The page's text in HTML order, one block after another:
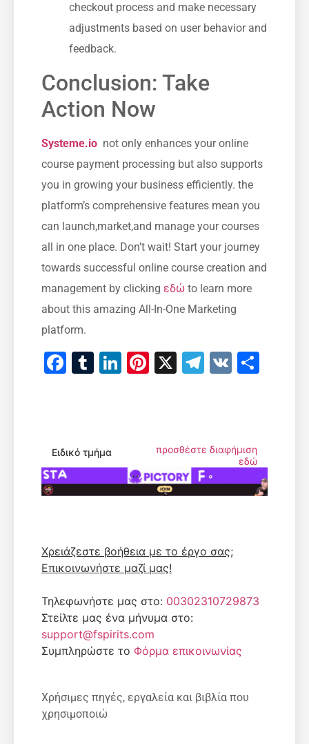
checkout process and make necessary
adjustments based on user behavior and
​feedback.
Conclusion: Take
Action Now
Systeme.io ⁤ not only enhances your online
course ​payment processing but also supports⁣
you in growing⁢ your business efficiently. the
‍platform’s comprehensive features mean you
can ​launch,market,and manage your⁤ courses
all in one place. Don’t⁤ wait! Start your journey
towards successful online course creation and
management ⁤by clicking εδώ to learn⁢ more
about this amazing All-In-One Marketing
platform.
Facebook
Tumblr
LinkedIn
Pinterest
X Telegram
VK
Ειδικό τμήμα
προσθέστε διαφήμιση
εδώ
Χρειάζεστε βοήθεια με το έργο σας;
Επικοινωνήστε μαζί μας!
Τηλεφωνήστε μας στο: 00302310729873
Στείλτε μας ένα μήνυμα στο:
support@fspirits.com
Συμπληρώστε το Φόρμα επικοινωνίας
Χρήσιμες πηγές, εργαλεία και βιβλία που
χρησιμοποιώ